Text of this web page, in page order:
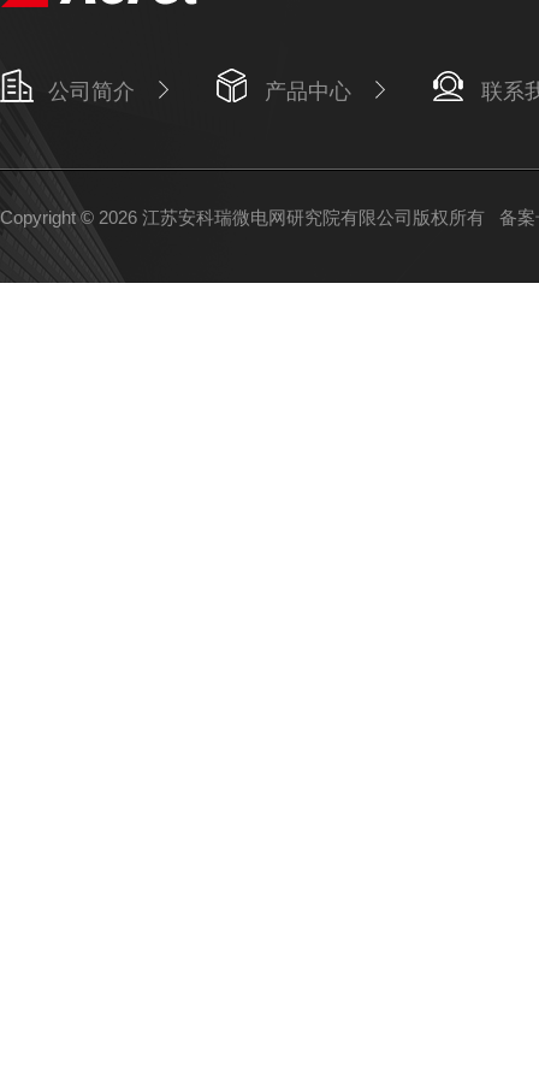
公司简介 产品中心 联系
Copyright © 2026 江苏安科瑞微电网研究院有限公司版权所有 备案